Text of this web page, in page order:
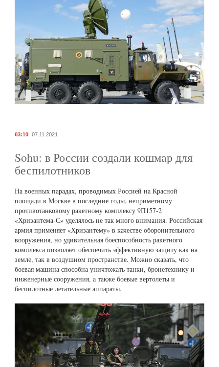
03:10 07.11.2021
Sohu: в России создали кошмар для
беспилотников
На военных парадах, проводимых Россией на Красной
площади в Москве в последние годы, неприметному
противотанковому ракетному комплексу 9П157-2
«Хризантема-С» уделялось не так много внимания. Российская
армия применяет «Хризантему» в качестве оборонительного
вооружения, но удивительная боеспособность ракетного
комплекса позволяет обеспечить эффективную защиту как на
земле, так в воздушном пространстве. Можно сказать, что
боевая машина способна уничтожать танки, бронетехнику и
инженерные сооружения, а также боевые вертолеты и
беспилотные летательные аппараты.